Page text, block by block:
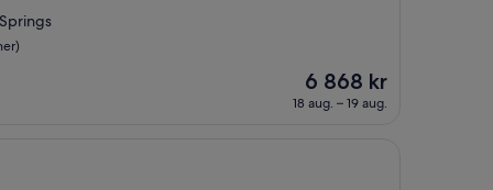
Priset
är
6 868 kr
6 868 kr
18 aug. – 19 aug.